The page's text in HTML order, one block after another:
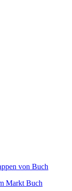
Markt Buch